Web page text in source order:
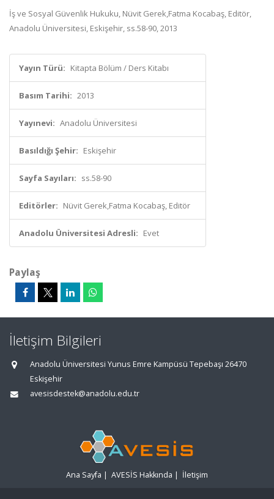
İş ve Sosyal Güvenlik Hukuku, Nüvit Gerek,Fatma Kocabaş, Editör,
Anadolu Üniversitesi, Eskişehir, ss.58-90, 2013
Yayın Türü: Kitapta Bölüm / Ders Kitabı
Basım Tarihi: 2013
Yayınevi: Anadolu Üniversitesi
Basıldığı Şehir: Eskişehir
Sayfa Sayıları: ss.58-90
Editörler: Nüvit Gerek,Fatma Kocabaş, Editör
Anadolu Üniversitesi Adresli: Evet
Paylaş
İletişim Bilgileri
Anadolu Üniversitesi Yunus Emre Kampüsü Tepebaşı 26470
Eskişehir
avesisdestek@anadolu.edu.tr
Ana Sayfa | AVESİS Hakkında | İletişim